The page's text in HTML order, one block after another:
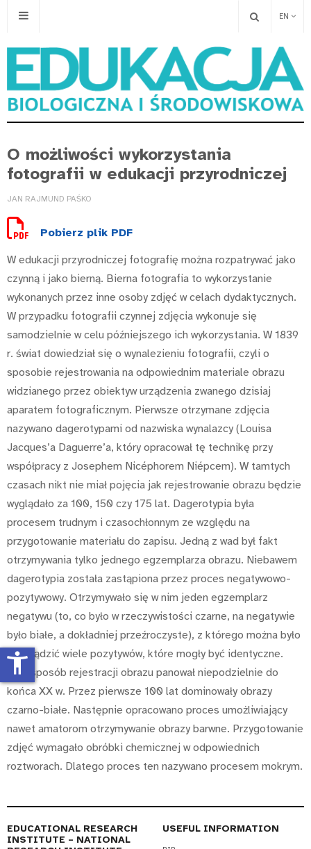
EN
O możliwości wykorzystania
fotografii w edukacji przyrodniczej
JAN RAJMUND PAŚKO
Pobierz plik PDF
W edukacji przyrodniczej fotografię można rozpatrywać jako
czynną i jako bierną. Bierna fotografia to wykorzystanie
wykonanych przez inne osoby zdjęć w celach dydaktycznych.
W przypadku fotografii czynnej zdjęcia wykonuje się
samodzielnie w celu późniejszego ich wykorzystania. W 1839
r. świat dowiedział się o wynalezieniu fotografii, czyli o
sposobie rejestrowania na odpowiednim materiale obrazu
widzianego przez obiektyw urządzenia zwanego dzisiaj
aparatem fotograficznym. Pierwsze otrzymane zdjęcia
nazywano dagerotypami od nazwiska wynalazcy (Louisa
Jacques’a Daguerre’a, który opracował tę technikę przy
współpracy z Josephem Nicéphorem Niépcem). W tamtych
czasach nikt nie miał pojęcia jak rejestrowanie obrazu będzie
wyglądało za 100, 150 czy 175 lat. Dagerotypia była
procesem trudnym i czasochłonnym ze względu na
przygotowanie materiału do zapisu. Jedną z wad był fakt
otrzymywania tylko jednego egzemplarza obrazu. Niebawem
dagerotypia została zastąpiona przez proces negatywowo-
pozytywowy. Otrzymywało się w nim jeden egzemplarz
negatywu (to, co było w rzeczywistości czarne, na negatywie
było białe, a dokładniej przeźroczyste), z którego można było
sporządzić wiele pozytywów, które mogły być identyczne.
Taki sposób rejestracji obrazu panował niepodzielnie do
końca XX w. Przez pierwsze 100 lat dominowały obrazy
czarno-białe. Następnie opracowano proces umożliwiający
nawet amatorom otrzymywanie obrazy barwne. Przygotowanie
zdjęć wymagało obróbki chemicznej w odpowiednich
roztworach. Dlatego proces ten nazywano procesem mokrym.
EDUCATIONAL RESEARCH
INSTITUTE – NATIONAL
USEFUL INFORMATION
accessibility_new